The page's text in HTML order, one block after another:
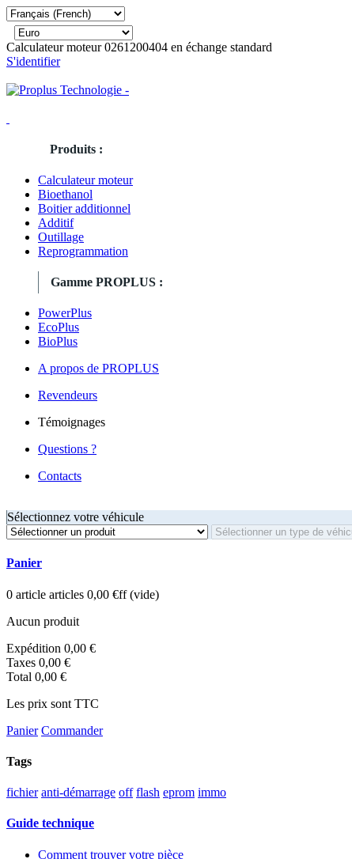
Calculateur moteur 0261200404 en échange standard
S'identifier
Produits :
Calculateur moteur
Bioethanol
Boitier additionnel
Additif
Outillage
Reprogrammation
Gamme PROPLUS :
PowerPlus
EcoPlus
BioPlus
A propos de PROPLUS
Revendeurs
Témoignages
Questions ?
Contacts
Sélectionnez votre véhicule
Panier
0 article articles 0,00 €ff (vide)
Aucun produit
Expédition 0,00 €
Taxes 0,00 €
Total 0,00 €
Les prix sont TTC
Panier Commander
Tags
fichier anti-démarrage off flash eprom immo
Guide technique
Comment trouver votre pièce